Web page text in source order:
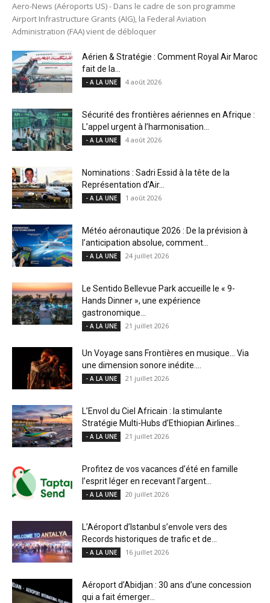
Aero-News (Aéroports US) - Dans le cadre de son programme
Airport Infrastructure Grants (AIG), la Federal Aviation
Administration (FAA) vient de débloquer
Aérien & Stratégie : Comment Royal Air Maroc
fait de la...
- A LA UNE 4 août 2026
Sécurité des frontières aériennes en Afrique :
L’appel urgent à l’harmonisation...
- A LA UNE 4 août 2026
Nominations : Sadri Essid à la tête de la
Représentation d’Air...
- A LA UNE 1 août 2026
Météo aéronautique 2026 : De la prévision à
l’anticipation absolue, comment...
- A LA UNE 24 juillet 2026
Le Sentido Bellevue Park accueille le « 9-
Hands Dinner », une expérience
gastronomique...
- A LA UNE 21 juillet 2026
Un Voyage sans Frontières en musique… Via
une dimension sonore inédite....
- A LA UNE 21 juillet 2026
L’Envol du Ciel Africain : la stimulante
Stratégie Multi-Hubs d’Ethiopian Airlines...
- A LA UNE 21 juillet 2026
Profitez de vos vacances d’été en famille
l’esprit léger en recevant l’argent...
- A LA UNE 20 juillet 2026
L’Aéroport d’Istanbul s’envole vers des
Records historiques de trafic et de...
- A LA UNE 16 juillet 2026
Aéroport d’Abidjan : 30 ans d’une concession
qui a fait émerger...